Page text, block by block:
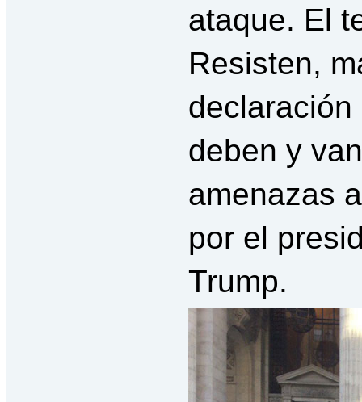
ataque. El
Resisten,
deben y
amenazas
por el
Trump.